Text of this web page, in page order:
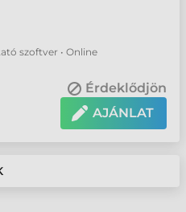
szoftver • Online
Érdeklődjön
AJÁNLAT